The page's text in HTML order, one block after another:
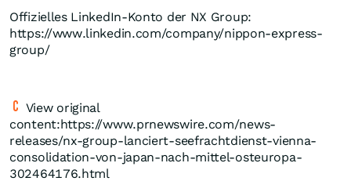
Offizielles LinkedIn-Konto der NX Group:
https://www.linkedin.com/company/nippon-express-
group/
View original
content:https://www.prnewswire.com/news-
releases/nx-group-lanciert-seefrachtdienst-vienna-
consolidation-von-japan-nach-mittel-osteuropa-
302464176.html